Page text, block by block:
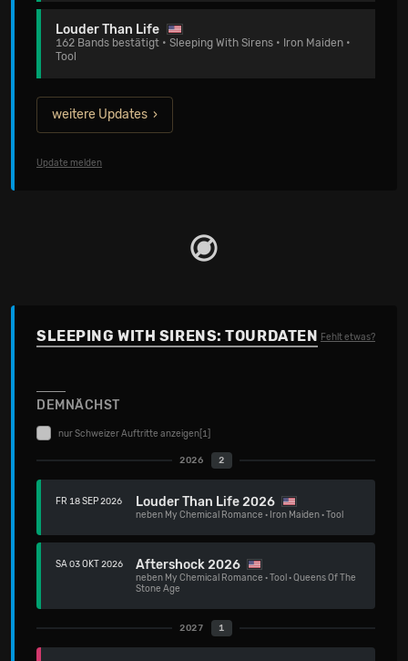
Louder Than Life
162 Bands bestätigt • Sleeping With Sirens • Iron Maiden •
Tool
weitere Updates
Update melden
SLEEPING WITH SIRENS: TOURDATEN Fehlt etwas?
DEMNÄCHST
nur Schweizer Auftritte anzeigen [1]
2026 2
FR 18 SEP 2026 Louder Than Life 2026
neben My Chemical Romance · Iron Maiden·Tool
SA 03 OKT 2026 Aftershock 2026
neben My Chemical Romance ·Tool ·Queens Of The
Stone Age
2027 1